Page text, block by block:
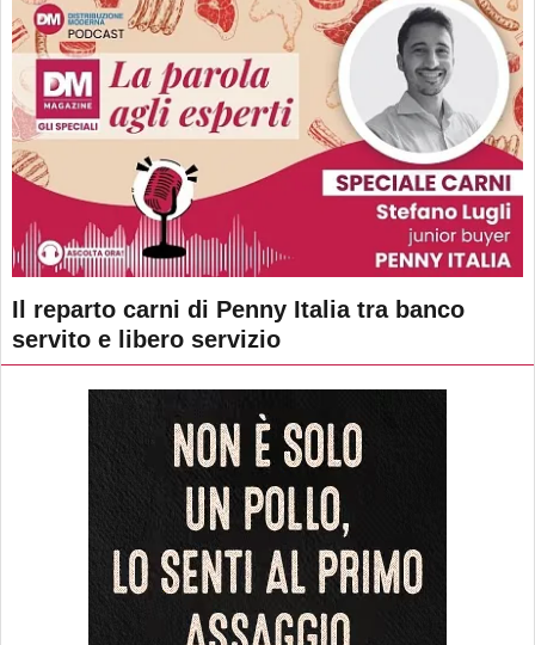
Il reparto carni di Penny Italia tra banco
servito e libero servizio